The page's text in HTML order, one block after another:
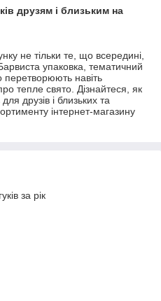
друзям і близьким на
не тільки те, що всередині,
упаковка, тематичний
перетворюють навіть
тепле свято. Дізнайтеся, як
друзів і близьких та
інтернет-магазину
за рік